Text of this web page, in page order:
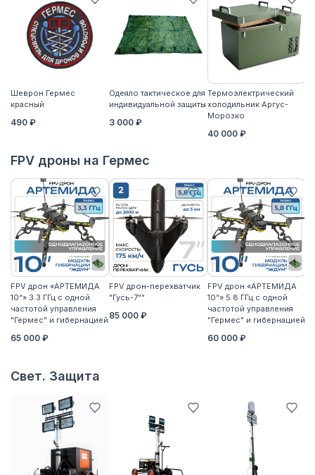
Шеврон Гермес
красный
490 ₽
Одеяло тактическое для
индивидуальной защиты
3 000 ₽
Термоэлектрический
холодильник Аргус-
Морозко
40 000 ₽
FPV дроны на Гермес
FPV дрон «АРТЕМИДА
10“» 3.3 ГГц с одной
частотой управления
"Гермес" и гибернацией
65 000 ₽
FPV дрон-перехватчик
"Гусь-7""
85 000 ₽
FPV дрон «АРТЕМИДА
10“» 5.8 ГГц с одной
частотой управления
"Гермес" и гибернацией
60 000 ₽
Свет. Защита